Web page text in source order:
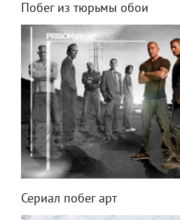
Побег из тюрьмы обои
Сериал побег арт